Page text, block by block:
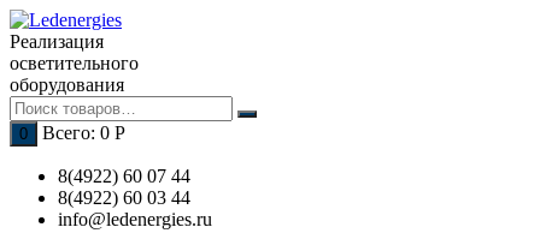
Перейти
к
содержимому
Реализация
осветительного
оборудования
0 Всего: 0 Р
8(4922) 60 07 44
8(4922) 60 03 44
info@ledenergies.ru